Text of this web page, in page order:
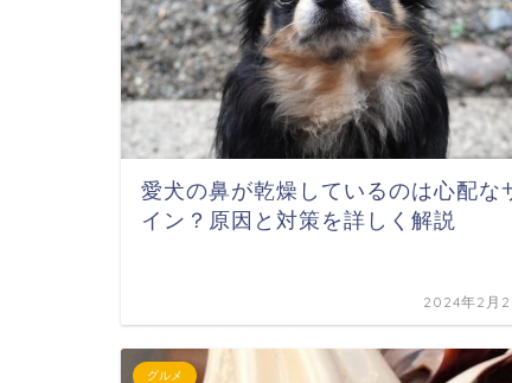
愛犬の鼻が乾燥しているのは心配な
イン？原因と対策を詳しく解説
2024年2月
グルメ